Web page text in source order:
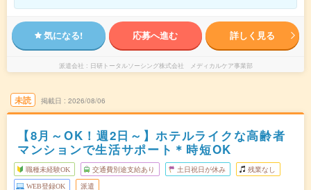
気になる! 応募へ進む 詳しく見る
派遣会社 日研トータルソーシング株式会社 メディカルケア事業部
未読 掲載日 2026/08/06
【8月～OK！週2日～】ホテルライクな高齢者
マンションで生活サポート＊時短OK
職種未経験OK 交通費別途支給あり 土日祝日が休み 残業なし
WEB登録OK 派遣